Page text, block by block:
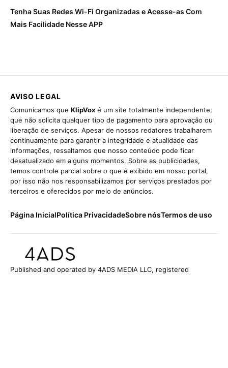
Tenha Suas Redes Wi-Fi Organizadas e Acesse-as Com
Mais Facilidade Nesse APP
AVISO LEGAL
Comunicamos que KlipVox é um site totalmente independente,
que não solicita qualquer tipo de pagamento para aprovação ou
liberação de serviços. Apesar de nossos redatores trabalharem
continuamente para garantir a integridade e atualidade das
informações, ressaltamos que nosso conteúdo pode ficar
desatualizado em alguns momentos. Sobre as publicidades,
temos controle parcial sobre o que é exibido em nosso portal,
por isso não nos responsabilizamos por serviços prestados por
terceiros e oferecidos por meio de anúncios.
Página InicialPolítica PrivacidadeSobre nósTermos de uso
Published and operated by 4ADS MEDIA LLC, registered